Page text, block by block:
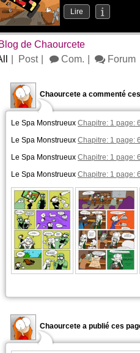
Lire
Blog de Chaourcete
Post Com. Forum
Chaourcete a commenté
Le Spa Monstrueux Chapitre: 1 page:
Le Spa Monstrueux Chapitre: 1 page:
Le Spa Monstrueux Chapitre: 1 page:
Le Spa Monstrueux Chapitre: 1 page:
Chaourcete a publié ces